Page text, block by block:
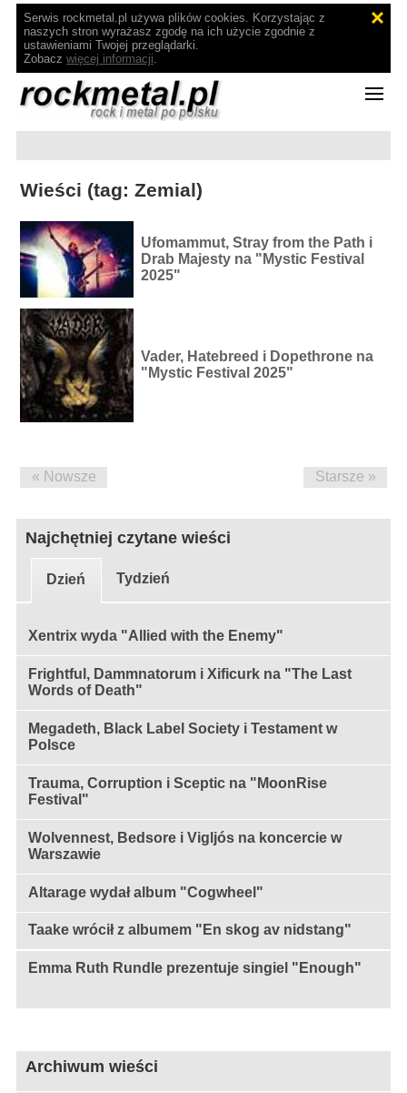
Serwis rockmetal.pl używa plików cookies. Korzystając z
naszych stron wyrażasz zgodę na ich użycie zgodnie z
ustawieniami Twojej przeglądarki.
Zobacz więcej informacji.
Wieści (tag: Zemial)
Ufomammut, Stray from the Path i
Drab Majesty na "Mystic Festival
2025"
Vader, Hatebreed i Dopethrone na
"Mystic Festival 2025"
« Nowsze Starsze »
Najchętniej czytane wieści
Dzień Tydzień
Xentrix wyda "Allied with the Enemy"
Frightful, Dammnatorum i Xificurk na "The Last
Words of Death"
Megadeth, Black Label Society i Testament w
Polsce
Trauma, Corruption i Sceptic na "MoonRise
Festival"
Wolvennest, Bedsore i Vigljós na koncercie w
Warszawie
Altarage wydał album "Cogwheel"
Taake wrócił z albumem "En skog av nidstang"
Emma Ruth Rundle prezentuje singiel "Enough"
Archiwum wieści